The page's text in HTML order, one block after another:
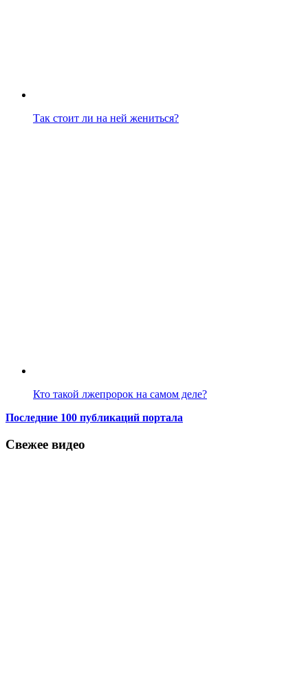
Так стоит ли на ней жениться?
Кто такой лжепророк на самом деле?
Последние 100 публикаций портала
Свежее видео